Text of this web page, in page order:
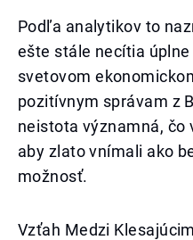
Podľa analytikov to
ešte stále necítia
svetovom
pozitívnym správam z
neistota významná, čo
aby zlato vnímali ako
možnosť.
Vzťah Medzi